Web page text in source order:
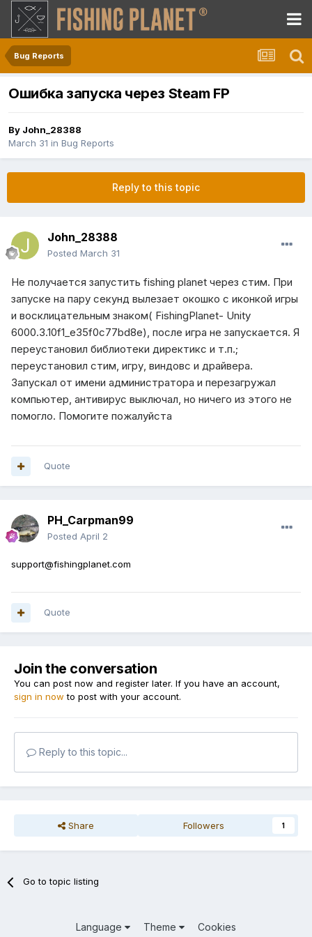
Bug Reports
Ошибка запуска через Steam FP
By John_28388
March 31 in Bug Reports
Reply to this topic
John_28388
Posted March 31
Не получается запустить fishing planet через стим. При
запуске на пару секунд вылезает окошко с иконкой игры
и восклицательным знаком( FishingPlanet- Unity
6000.3.10f1_e35f0c77bd8e), после игра не запускается. Я
переустановил библиотеки директикс и т.п.;
переустановил стим, игру, виндовс и драйвера.
Запускал от имени администратора и перезагружал
компьютер, антивирус выключал, но ничего из этого не
помогло. Помогите пожалуйста
Quote
PH_Carpman99
Posted April 2
support@fishingplanet.com
Quote
Join the conversation
You can post now and register later. If you have an account,
sign in now to post with your account.
Reply to this topic...
Share Followers 1
Go to topic listing
Language Theme Cookies